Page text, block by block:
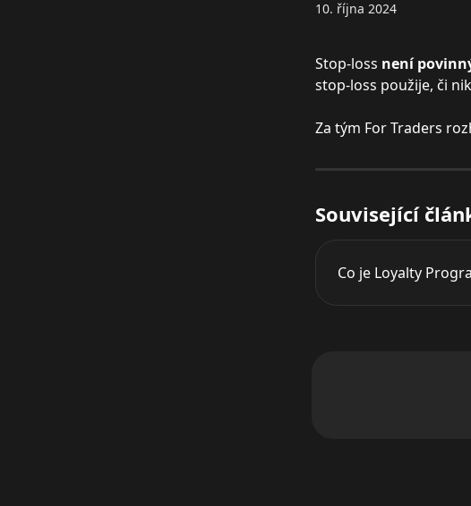
10. října 2024
Stop-loss není
stop-loss použije, či
Za tým For Traders
Související
Co je Loyalty